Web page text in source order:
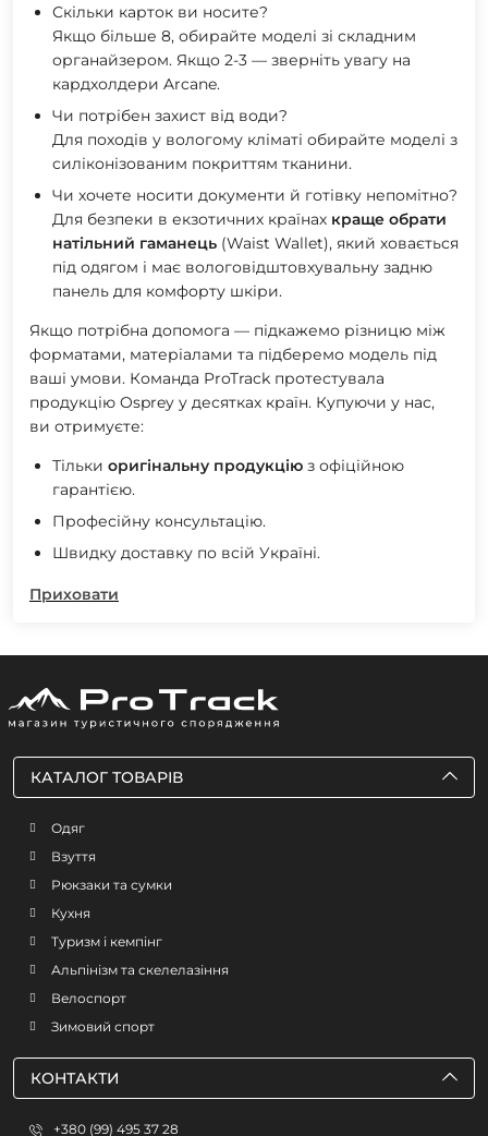
Скільки карток ви носите?
Якщо більше 8, обирайте моделі зі складним
органайзером. Якщо 2-3 — зверніть увагу на
кардхолдери Arcane.
Чи потрібен захист від води?
Для походів у вологому кліматі обирайте моделі з
силіконізованим покриттям тканини.
Чи хочете носити документи й готівку непомітно?
Для безпеки в екзотичних країнах краще обрати
натільний гаманець (Waist Wallet), який ховається
під одягом і має вологовідштовхувальну задню
панель для комфорту шкіри.
Якщо потрібна допомога — підкажемо різницю між
форматами, матеріалами та підберемо модель під
ваші умови. Команда ProTrack протестувала
продукцію Osprey у десятках країн. Купуючи у нас,
ви отримуєте:
Тільки оригінальну продукцію з офіційною
гарантією.
Професійну консультацію.
Швидку доставку по всій Україні.
Приховати
КАТАЛОГ ТОВАРІВ
Одяг
Взуття
Рюкзаки та сумки
Кухня
Туризм і кемпінг
Альпінізм та скелелазіння
Велоспорт
Зимовий спорт
КОНТАКТИ
+380 (99) 495 37 28